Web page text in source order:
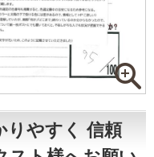
りやすく 信頼